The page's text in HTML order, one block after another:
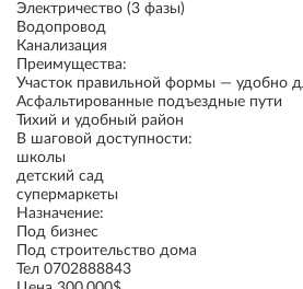
Электричество (3 фазы)
Водопровод
Канализация
Преимущества:
Участок правильной формы — удобно
Асфальтированные подъездные пути
Тихий и удобный район
В шаговой доступности:
школы
детский сад
супермаркеты
Назначение:
Под бизнес
Под строительство дома
Тел 0702888843